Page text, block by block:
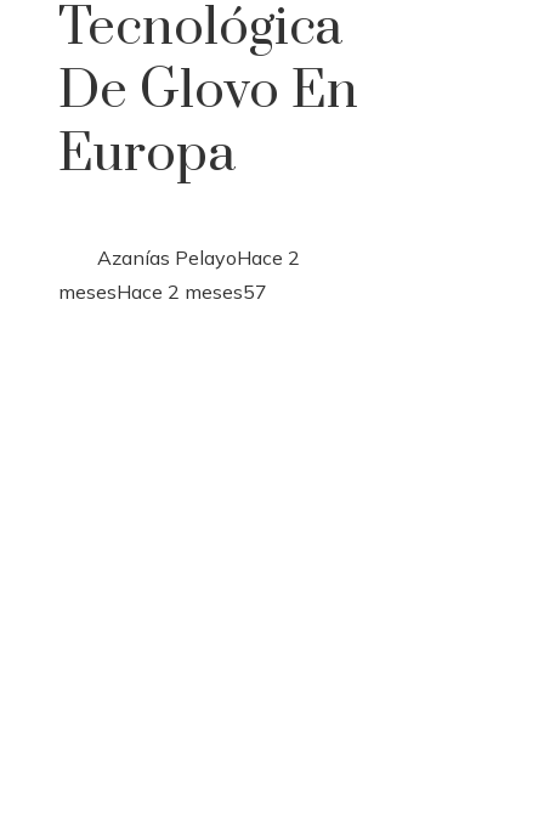
Tecnológica
De Glovo En
Europa
Azanías PelayoHace 2
mesesHace 2 meses57